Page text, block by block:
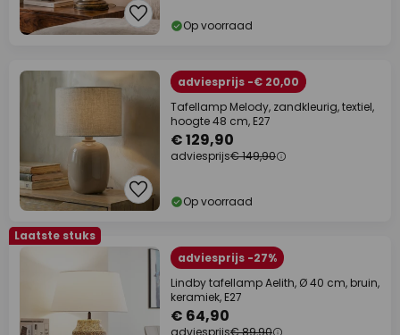
Op voorraad
adviesprijs -€ 20,00
Tafellamp Melody, zandkleurig, textiel,
hoogte 48 cm, E27
€ 129,90
adviesprijs€ 149,90
Op voorraad
Laatste stuks
adviesprijs -27%
Lindby tafellamp Aelith, Ø 40 cm, bruin,
keramiek, E27
€ 64,90
adviesprijs€ 89,90